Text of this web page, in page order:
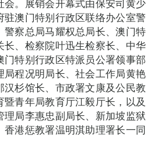
会。展销会开幕式由保安司黄少
澳门特别行政区联络办公室警
察总局马耀权总局长、澳门特
长、检察院叶迅生检察长、中华
门特别行政区特派员公署领事部
程况明局长、社会工作局黄艳
杉馆长、市政署文康及公民教
青年局教育厅江毅厅长，以及
局李惠忠副局长、新加坡监狱
港惩教署温明淇助理署长一同